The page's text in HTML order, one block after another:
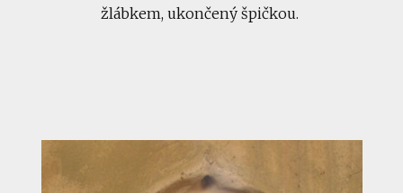
žlábkem, ukončený špičkou.